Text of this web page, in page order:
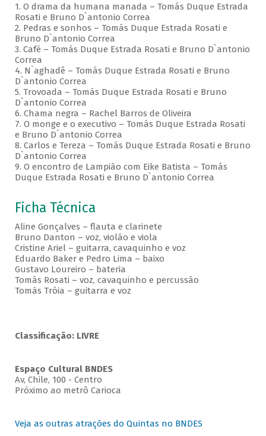
1. O drama da humana manada – Tomás Duque Estrada
Rosati e Bruno D`antonio Correa
2. Pedras e sonhos – Tomás Duque Estrada Rosati e
Bruno D`antonio Correa
3. Café – Tomás Duque Estrada Rosati e Bruno D`antonio
Correa
4. N`aghadê – Tomás Duque Estrada Rosati e Bruno
D`antonio Correa
5. Trovoada – Tomás Duque Estrada Rosati e Bruno
D`antonio Correa
6. Chama negra – Rachel Barros de Oliveira
7. O monge e o executivo – Tomás Duque Estrada Rosati
e Bruno D`antonio Correa
8. Carlos e Tereza – Tomás Duque Estrada Rosati e Bruno
D`antonio Correa
9. O encontro de Lampião com Eike Batista – Tomás
Duque Estrada Rosati e Bruno D`antonio Correa
Ficha Técnica
Aline Gonçalves – flauta e clarinete
Bruno Danton – voz, violão e viola
Cristine Ariel – guitarra, cavaquinho e voz
Eduardo Baker e Pedro Lima – baixo
Gustavo Loureiro – bateria
Tomás Rosati – voz, cavaquinho e percussão
Tomás Tróia – guitarra e voz
Classificação: LIVRE
Espaço Cultural BNDES
Av, Chile, 100 - Centro
Próximo ao metrô Carioca
Veja as outras atrações do Quintas no BNDES